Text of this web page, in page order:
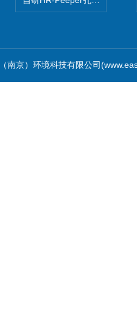
南京）环境科技有限公司